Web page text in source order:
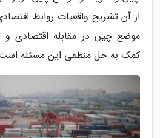
از آن تشریح واقعیات روابط
موضع چین در مقابله اقتصادی
کمک به حل منطقی این مسئله